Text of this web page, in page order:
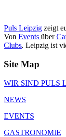
Puls Leipzig zeigt
Von Events über
Clubs. Leipzig ist
Site Map
WIR SIND PULS
NEWS
EVENTS
GASTRONOMIE